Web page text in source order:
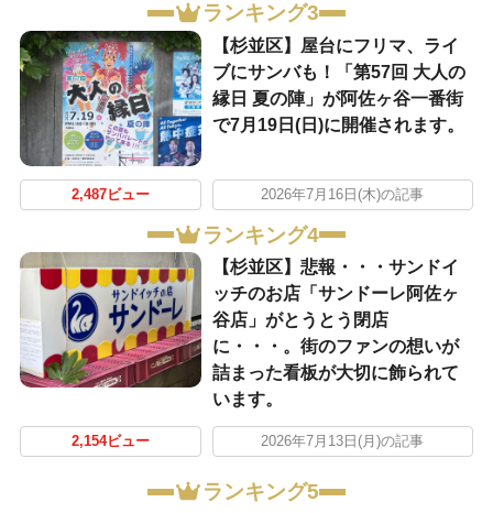
ランキング3
【杉並区】屋台にフリマ、ライ
ブにサンバも！「第57回 大人の
縁日 夏の陣」が阿佐ヶ谷一番街
で7月19日(日)に開催されます。
2,487ビュー 2026年7月16日(木)の記事
ランキング4
【杉並区】悲報・・・サンドイ
ッチのお店「サンドーレ阿佐ヶ
谷店」がとうとう閉店
に・・・。街のファンの想いが
詰まった看板が大切に飾られて
います。
2,154ビュー 2026年7月13日(月)の記事
ランキング5